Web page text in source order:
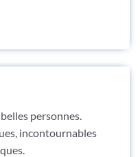
personnes.
incontournables